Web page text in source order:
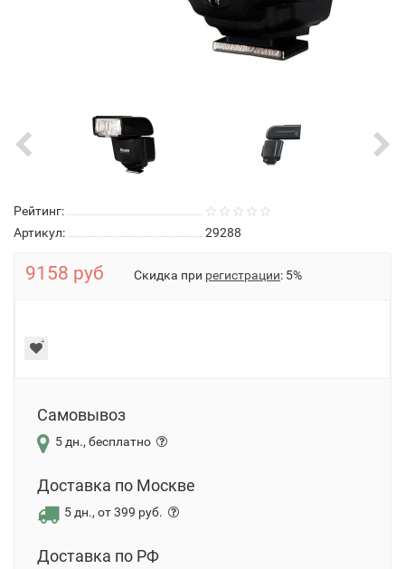
Рейтинг:
Артикул:
29288
9158 руб Скидка при регистрации: 5%
Самовывоз
5 дн., бесплатно
Доставка по Москве
5 дн., от 399 руб.
Доставка по РФ